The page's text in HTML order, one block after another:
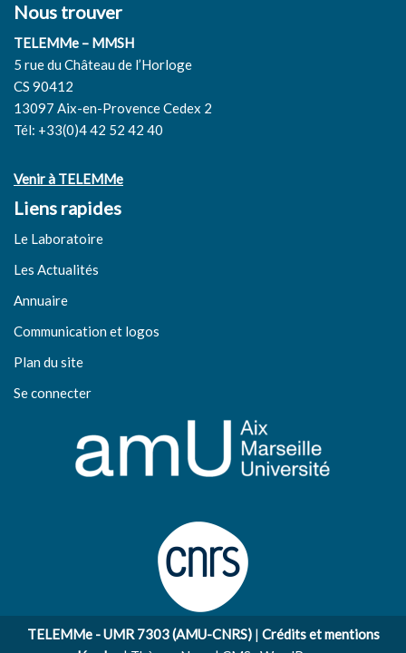
Nous trouver
TELEMMe – MMSH
5 rue du Château de l’Horloge
CS 90412
13097 Aix-en-Provence Cedex 2
Tél: +33(0)4 42 52 42 40
Venir à TELEMMe
Liens rapides
Le Laboratoire
Les Actualités
Annuaire
Communication et logos
Plan du site
Se connecter
TELEMMe - UMR 7303 (AMU-CNRS)| Crédits et mentions